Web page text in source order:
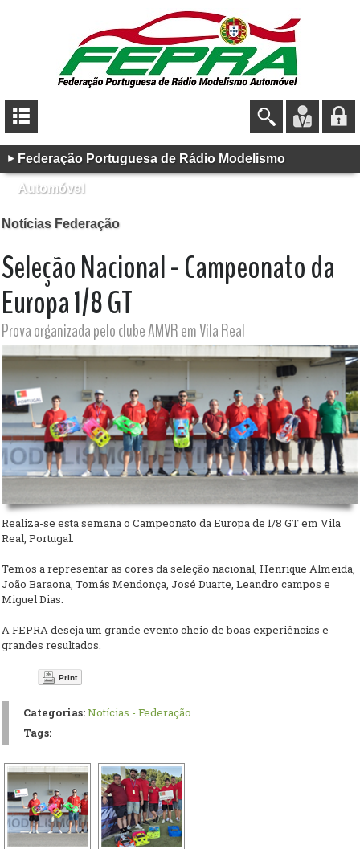
Federação Portuguesa de Rádio Modelismo
Automóvel
Notícias Federação
Seleção Nacional - Campeonato da
Europa 1/8 GT
Prova organizada pelo clube AMVR em Vila Real
Realiza-se esta semana o Campeonato da Europa de 1/8 GT em Vila
Real, Portugal.
Temos a representar as cores da seleção nacional, Henrique Almeida,
João Baraona, Tomás Mendonça, José Duarte, Leandro campos e
Miguel Dias.
A FEPRA deseja um grande evento cheio de boas experiências e
grandes resultados.
Print
Categorias:Notícias - Federação
Tags: